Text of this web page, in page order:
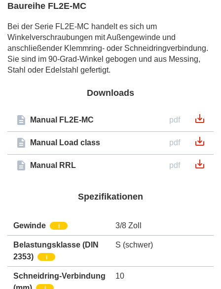
Baureihe FL2E-MC
Bei der Serie FL2E-MC handelt es sich um
Winkelverschraubungen mit Außengewinde und
anschließender Klemmring- oder Schneidringverbindung.
Sie sind im 90-Grad-Winkel gebogen und aus Messing,
Stahl oder Edelstahl gefertigt.
Downloads
Manual FL2E-MC pdf
Manual Load class pdf
Manual RRL pdf
Spezifikationen
Gewinde i 3/8 Zoll
Belastungsklasse (DIN
2353)
i
S (schwer)
Schneidring-Verbindung
10